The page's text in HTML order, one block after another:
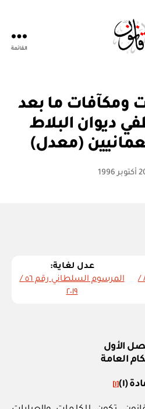
القائمة
ومكآفات ما بعد
ديوان البلاط
(معدل)
كاتب
بو
ا
س
ة
1996
المرسوم السلطاني رقم ٨٦ /
عدل لغاية:
المرسوم السلطاني رقم ٥٦ /
٢٠١٩
الأول
العامة
(١) [١]